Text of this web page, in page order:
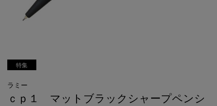
特集
ラミー
ｃｐ１ マットブラックシャープペンシ